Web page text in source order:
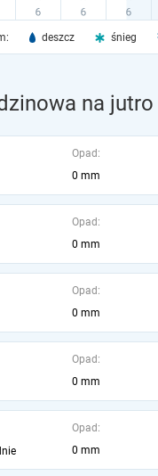
deszcz śnieg
na jutro
Opad:
0 mm
Opad:
0 mm
Opad:
0 mm
Opad:
0 mm
Opad:
0 mm